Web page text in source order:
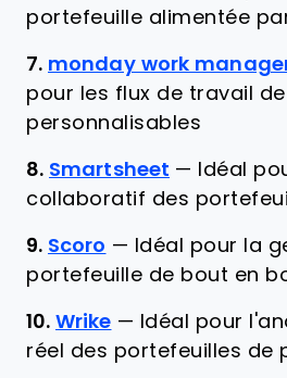
portefeuille alimentée par
7. monday work
pour les flux de travail
personnalisables
8. Smartsheet —
Idéal
collaboratif des
9. Scoro — Idéal pour la
portefeuille de bout en
10. Wrike — Idéal pour
réel des portefeuilles de